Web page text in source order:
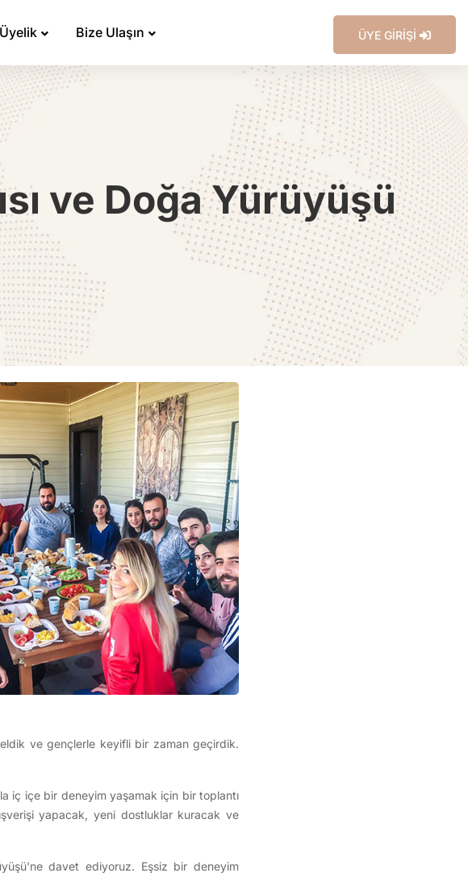
Üyelik Bize Ulaşın ÜYE GİRİŞİ
ve Doğa Yürüyüşü
ve gençlerle keyifli bir zaman geçirdik.
iç içe bir deneyim yaşamak için bir toplantı
yapacak, yeni dostluklar kuracak ve
davet ediyoruz. Eşsiz bir deneyim